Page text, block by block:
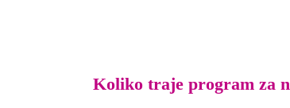
Koliko traje program za